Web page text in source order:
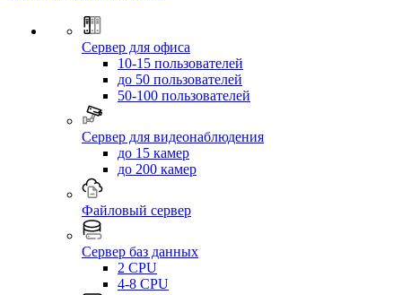
Сервер для офиса
10-15 пользователей
до 50 пользователей
50-100 пользователей
Сервер для видеонаблюдения
до 15 камер
до 200 камер
Файловый сервер
Сервер баз данных
2 CPU
4-8 CPU